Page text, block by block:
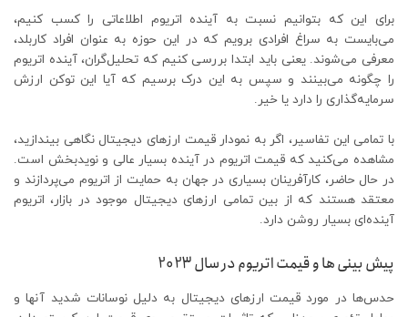
برای این که بتوانیم نسبت به آینده اتریوم اطلاعاتی را کسب کنیم،
می‌بایست به سراغ افرادی برویم که در این حوزه به عنوان افراد کاربلد،
معرفی می‌شوند. یعنی باید ابتدا بررسی کنیم که تحلیل‌گران، آینده اتریوم
را چگونه می‌بینند و سپس به این درک برسیم که آیا این توکن ارزش
سرمایه‌گذاری را دارد یا خیر.
با تمامی این تفاسیر، اگر به نمودار قیمت ارزهای دیجیتال نگاهی بیندازید،
مشاهده می‌کنید که قیمت اتریوم در آینده بسیار عالی و نویدبخش است.
در حال حاضر، کارآفرینان بسیاری در جهان به حمایت از اتریوم می‌پردازند و
معتقد هستند که از بین تمامی ارزهای دیجیتال موجود در بازار، اتریوم
آینده‌ای بسیار روشن دارد.
پیش بینی ها و قیمت اتریوم در سال 2023
حدس‌ها در مورد قیمت ارزهای دیجیتال به دلیل نوسانات شدید آنها و